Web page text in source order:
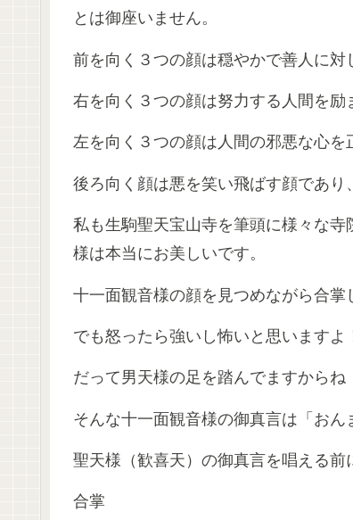
とは御座いません。
前を向く３つの顔は穏やかで善人に対
右を向く３つの顔は努力する人間を励
左を向く３つの顔は人間の邪悪な心を
後ろ向く顔は悪を笑い飛ばす顔であり
私も生駒聖天宝山寺を筆頭に様々な
様は本当にお美しいです。
十一面観音様の顔を見つめながら合掌
でも怒ったら強いし怖いと思いますよ
だって男天様の足を踏んでますからね
そんな十一面観音様の御真言は「おん
聖天様（歓喜天）の御真言を唱える前
合掌